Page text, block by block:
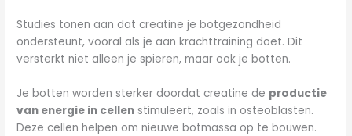
Studies tonen aan dat creatine je botgezondheid
ondersteunt, vooral als je aan krachttraining doet. Dit
versterkt niet alleen je spieren, maar ook je botten.
Je botten worden sterker doordat creatine de productie
van energie in cellen stimuleert, zoals in osteoblasten.
Deze cellen helpen om nieuwe botmassa op te bouwen.